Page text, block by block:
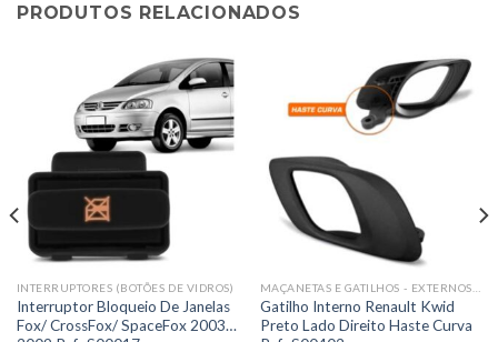
PRODUTOS RELACIONADOS
INTERRUPTORES (BOTÕES DE VIDROS)
Interruptor Bloqueio De Janelas
Fox/ CrossFox/ SpaceFox 2003…
MAÇANETAS E GATILHOS - EXTERNOS E INTERNOS
Gatilho Interno Renault Kwid
Preto Lado Direito Haste Curva